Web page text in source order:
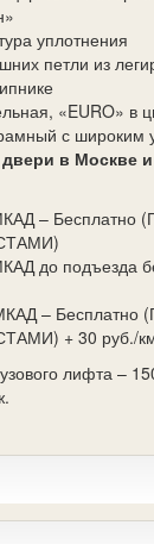
уплотнения
петли из
«EURO» в
с широким
в Москве
–
до подъезда
–
+ 30 руб./
лифта –